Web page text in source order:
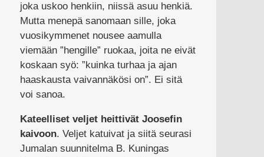
joka uskoo henkiin, niissä asuu henkiä.
Mutta menepä sanomaan sille, joka
vuosikymmenet nousee aamulla
viemään ”hengille” ruokaa, joita ne eivät
koskaan syö: ”kuinka turhaa ja ajan
haaskausta vaivannäkösi on”. Ei sitä
voi sanoa.
Kateelliset veljet heittivät Joosefin
kaivoon. Veljet katuivat ja siitä seurasi
Jumalan suunnitelma B. Kuningas